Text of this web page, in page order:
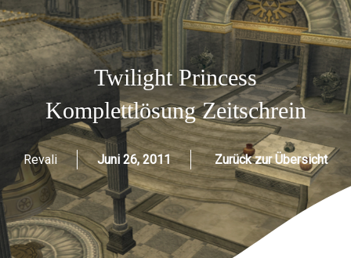
Twilight Princess
Komplettlösung Zeitschrein
Revali Juni 26, 2011 Zurück zur Übersicht